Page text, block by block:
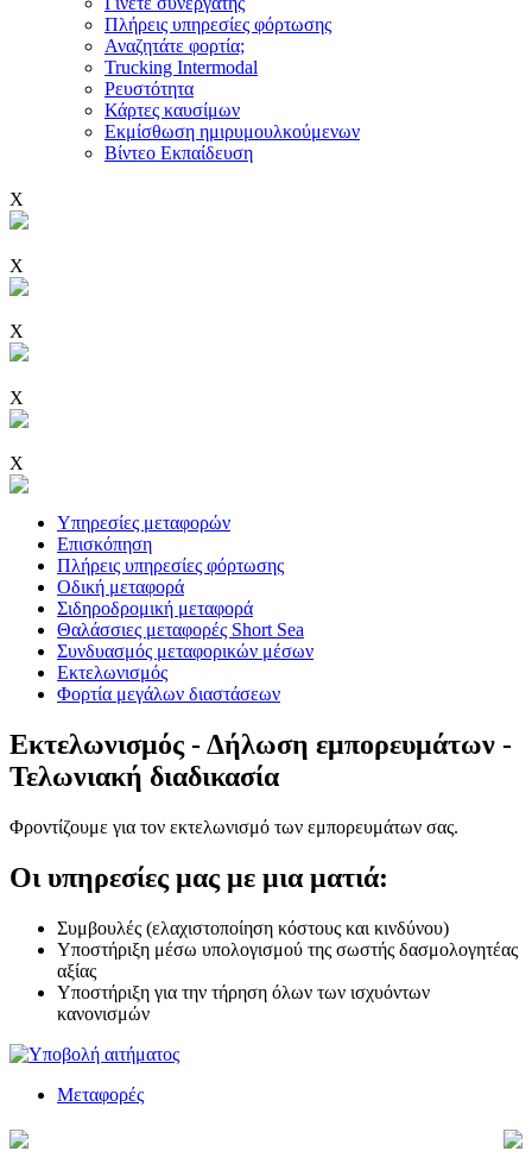
Πλήρεις υπηρεσίες φόρτωσης
Αναζητάτε φορτία;
Trucking Intermodal
Ρευστότητα
Κάρτες καυσίμων
Εκμίσθωση ημιρυμουλκούμενων
Βίντεο Εκπαίδευση
X
X
X
X
X
Υπηρεσίες μεταφορών
Επισκόπηση
Πλήρεις υπηρεσίες φόρτωσης
Οδική μεταφορά
Σιδηροδρομική μεταφορά
Θαλάσσιες μεταφορές Short Sea
Συνδυασμός μεταφορικών μέσων
Εκτελωνισμός
Φορτία μεγάλων διαστάσεων
Εκτελωνισμός - Δήλωση εμπορευμάτων -
Τελωνιακή διαδικασία
Φροντίζουμε για τον εκτελωνισμό των εμπορευμάτων σας.
Οι υπηρεσίες μας με μια ματιά:
Συμβουλές (ελαχιστοποίηση κόστους και κινδύνου)
Υποστήριξη μέσω υπολογισμού της σωστής δασμολογητέας
αξίας
Υποστήριξη για την τήρηση όλων των ισχυόντων
κανονισμών
Μεταφορές